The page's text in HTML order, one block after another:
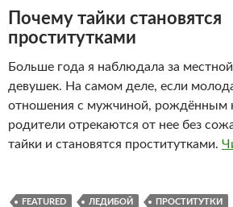
Почему тайки становятся
проститутками
Больше года я наблюдала за
девушек. На самом деле, если
отношения с мужчиной, рождённым
родители отрекаются от нее без
тайки и становятся проститутками.
FEATURED ЛЕДИБОЙ ПРОСТИТУТКИ